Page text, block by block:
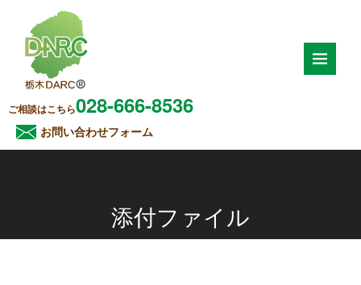
ご相談はこちら028-666-8536
お問い合わせフォーム
添付ファイル